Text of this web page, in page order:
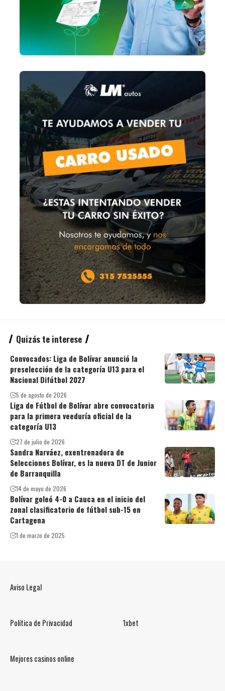
Quizás te interese
Convocados: Liga de Bolívar anunció la
preselección de la categoría U13 para el
Nacional Difútbol 2027
5 de agosto de 2026
Liga de Fútbol de Bolívar abre convocatoria
para la primera veeduría oficial de la
categoría U13
27 de julio de 2026
Sandra Narváez, exentrenadora de
Selecciones Bolívar, es la nueva DT de Junior
de Barranquilla
14 de mayo de 2026
Bolívar goleó 4-0 a Cauca en el inicio del
zonal clasificatorio de fútbol sub-15 en
Cartagena
1 de marzo de 2025
Aviso Legal
Política de Privacidad 1xbet
Mejores casinos online